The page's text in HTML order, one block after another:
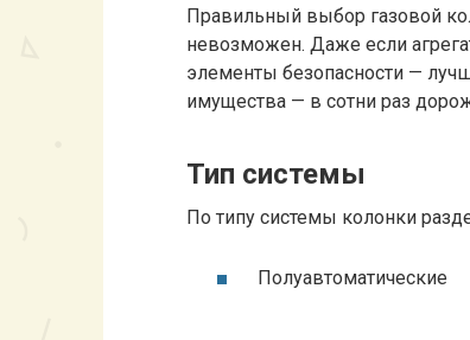
Правильный выбор газовой
невозможен. Даже если
элементы безопасности —
имущества — в сотни раз
Тип системы
По типу системы колонки
Полуавтоматические